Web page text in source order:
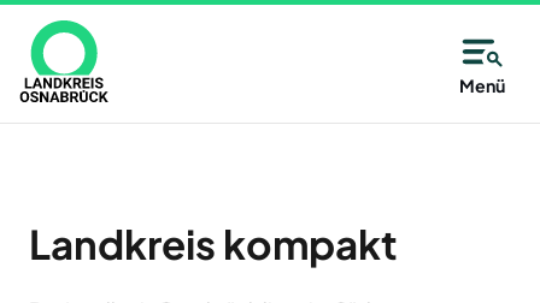
zum
Inhalt
Menü
Landkreis kompakt
Unsere
AWIGO
Abfallwirtschaft
Immer
–
alle
Allgemeine
Kontaktinformationen
Osnabrück
Kreisangehörige
Kommunen
auf